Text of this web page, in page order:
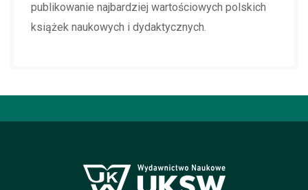
publikowanie najbardziej wartościowych polskich
książek naukowych i dydaktycznych.